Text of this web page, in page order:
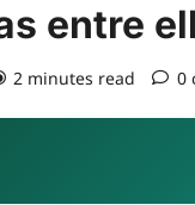
entre
2 minutes read 0